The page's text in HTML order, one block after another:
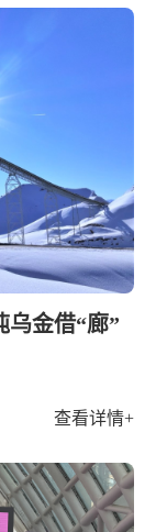
乌金借“廊”
查看详情+